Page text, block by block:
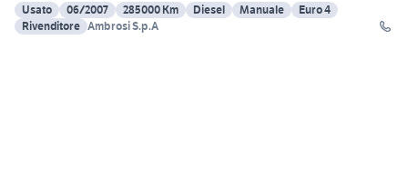
Usato
06/2007 285000 Km Diesel Manuale
Euro 4
Rivenditore Ambrosi S.p.A